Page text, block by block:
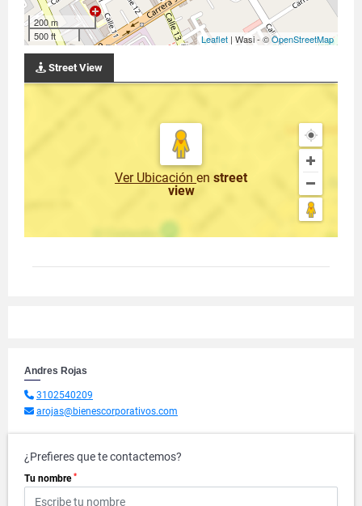
200 m
500 ft
Leaflet | Wasi - ©OpenStreetMap
Street View
Ver Ubicación en street
view
Andres Rojas
3102540209
arojas@bienescorporativos.com
¿Prefieres que te contactemos?
Tu nombre *